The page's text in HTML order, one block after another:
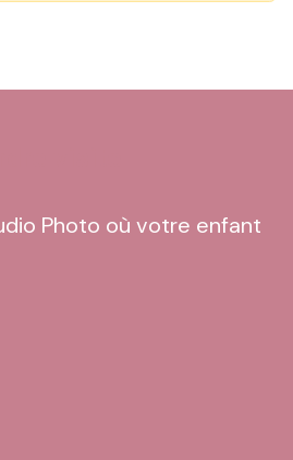
Photo où votre enfant